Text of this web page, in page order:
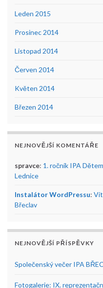
Leden 2015
Prosinec 2014
Listopad 2014
Červen 2014
Květen 2014
Březen 2014
NEJNOVĚJŠÍ KOMENTÁŘE
spravce: 1. ročník IPA
Lednice
Instalátor WordPressu:
Břeclav
NEJNOVĚJŠÍ PŘÍSPĚVKY
Společenský večer IPA
Fotogalerie: IX.